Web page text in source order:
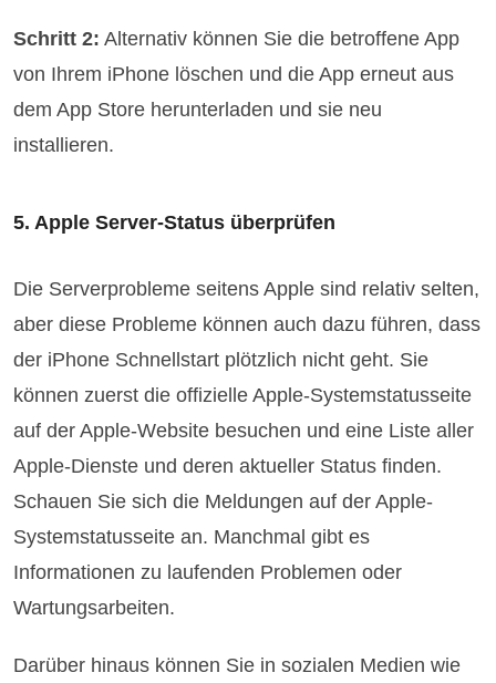
Schritt 2: Alternativ können Sie die betroffene App
von Ihrem iPhone löschen und die App erneut aus
dem App Store herunterladen und sie neu
installieren.
5. Apple Server-Status überprüfen
Die Serverprobleme seitens Apple sind relativ selten,
aber diese Probleme können auch dazu führen, dass
der iPhone Schnellstart plötzlich nicht geht. Sie
können zuerst die offizielle Apple-Systemstatusseite
auf der Apple-Website besuchen und eine Liste aller
Apple-Dienste und deren aktueller Status finden.
Schauen Sie sich die Meldungen auf der Apple-
Systemstatusseite an. Manchmal gibt es
Informationen zu laufenden Problemen oder
Wartungsarbeiten.
Darüber hinaus können Sie in sozialen Medien wie